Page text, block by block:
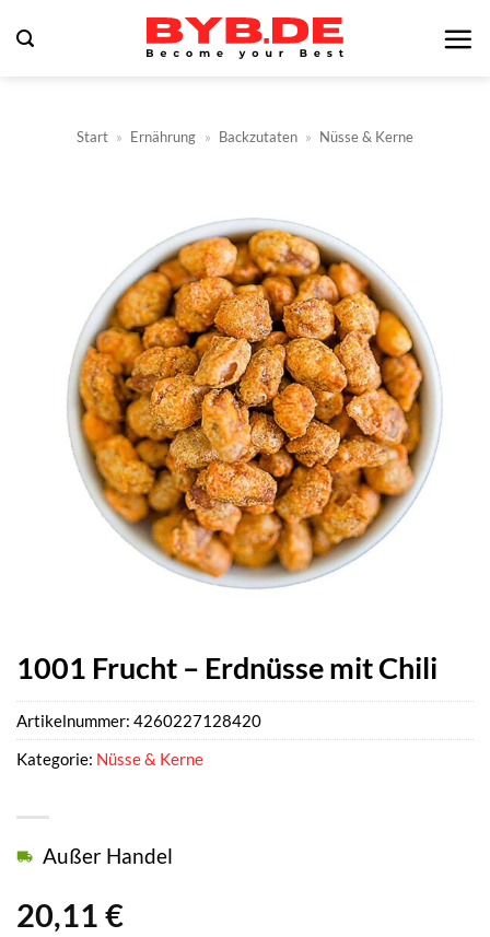
Inhalt
Start » Ernährung » Backzutaten » Nüsse & Kerne
1001 Frucht – Erdnüsse mit Chili
20,11 €
Außer Handel
Artikelnummer: 4260227128420
Kategorie: Nüsse & Kerne